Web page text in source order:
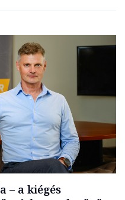
– a kiégés